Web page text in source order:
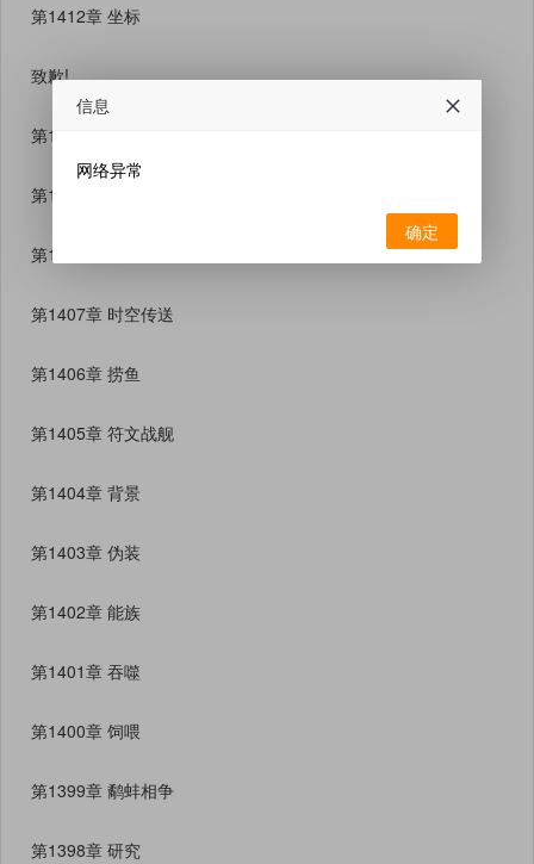
第1412章 坐标
致歉!
第1410章 时空小屋
第1409章 谨慎从事
第1408章 不安全
第1407章 时空传送
第1406章 捞鱼
第1405章 符文战舰
第1404章 背景
第1403章 伪装
第1402章 能族
第1401章 吞噬
第1400章 饲喂
第1399章 鹬蚌相争
第1398章 研究
信息
网络异常
确定